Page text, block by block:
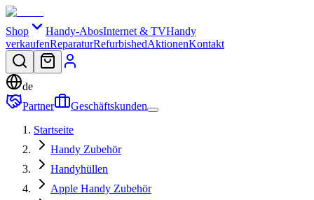
Shop Handy-AbosInternet & TVHandy
verkaufenReparaturRefurbishedAktionenKontakt
de
Partner
Geschäftskunden
Startseite
Handy Zubehör
Handyhüllen
Apple Handy Zubehör